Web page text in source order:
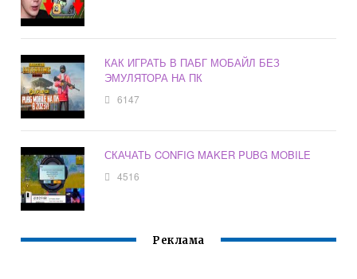
КАК ИГРАТЬ В ПАБГ МОБАЙЛ БЕЗ
ЭМУЛЯТОРА НА ПК
6147
СКАЧАТЬ CONFIG MAKER PUBG MOBILE
4516
Реклама